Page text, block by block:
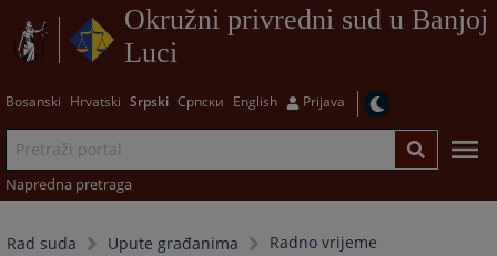
Okružni privredni sud u Banjoj
Luci
Bosanski Hrvatski Srpski Српски English Prijava
Napredna pretraga
Rad suda Upute građanima Radno vrijeme